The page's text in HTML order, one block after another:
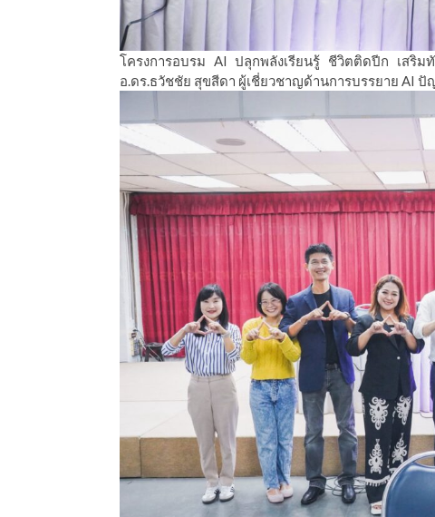
โครงการอบรม AI ปลุกพลังเรียนรู้ ชีวิตติดปีก เสริม
อ.ดร.ธวัชชัย สุขสีดา ผู้เชี่ยวชาญด้านการบรรยาย AI